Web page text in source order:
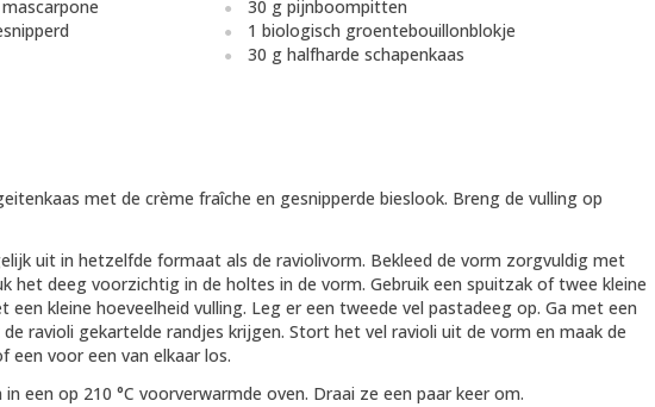
30 g pijnboompitten
1 biologisch groentebouillonblokje
30 g halfharde schapenkaas
met de crème fraîche en gesnipperde bieslook. Breng de vulling op
uit in hetzelfde formaat als de raviolivorm. Bekleed de vorm zorgvuldig met
het deeg voorzichtig in de holtes in de vorm. Gebruik een spuitzak of twee kleine
een kleine hoeveelheid vulling. Leg er een tweede vel pastadeeg op. Ga met een
ravioli gekartelde randjes krijgen. Stort het vel ravioli uit de vorm en maak de
een voor een van elkaar los.
een op 210 °C voorverwarmde oven. Draai ze een paar keer om.